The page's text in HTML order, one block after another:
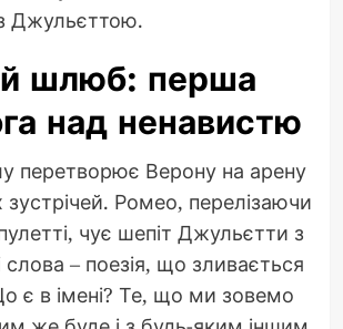
Джульєттою.
шлюб: перша
над ненавистю
перетворює Верону на арену
Ромео, перелізаючи
чує шепіт Джульєтти з
слова – поезія, що зливається
є в імені? Те, що ми зовемо